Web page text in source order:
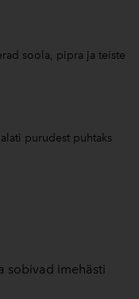
soola, pipra ja teiste
purudest puhtaks
sobivad imehästi